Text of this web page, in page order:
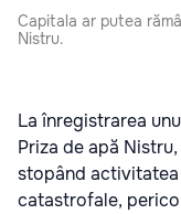
Capitala ar putea
Nistru.
La înregistrarea
Priza de apă
stopând
catastrofale,